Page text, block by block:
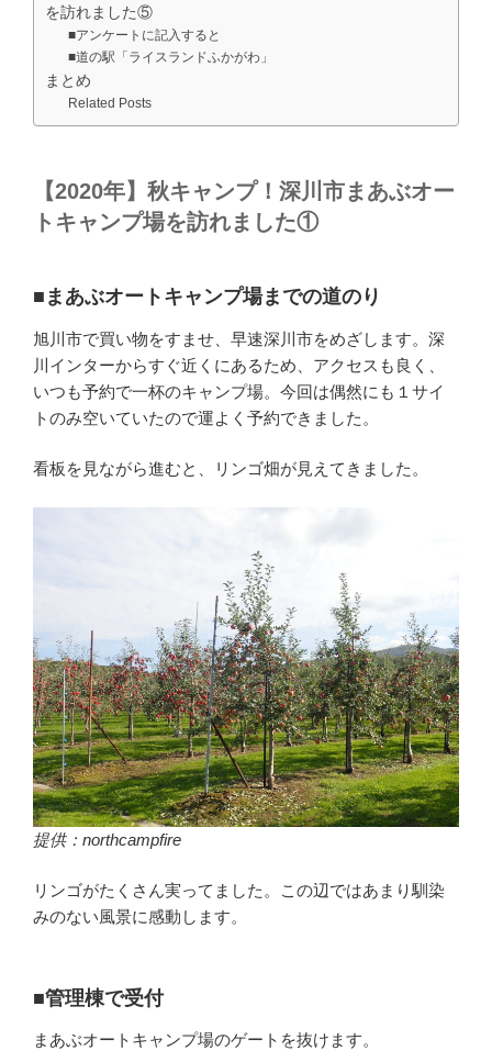
を訪れました⑤
■アンケートに記入すると
■道の駅「ライスランドふかがわ」
まとめ
Related Posts
【2020年】秋キャンプ！深川市まあぶオー
トキャンプ場を訪れました①
■まあぶオートキャンプ場までの道のり
旭川市で買い物をすませ、早速深川市をめざします。深
川インターからすぐ近くにあるため、アクセスも良く、
いつも予約で一杯のキャンプ場。今回は偶然にも１サイ
トのみ空いていたので運よく予約できました。
看板を見ながら進むと、リンゴ畑が見えてきました。
提供：northcampfire
リンゴがたくさん実ってました。この辺ではあまり馴染
みのない風景に感動します。
■管理棟で受付
まあぶオートキャンプ場のゲートを抜けます。